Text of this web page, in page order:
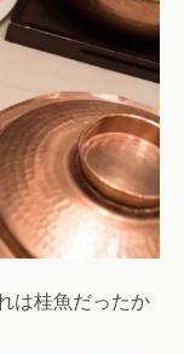
は桂魚だったか